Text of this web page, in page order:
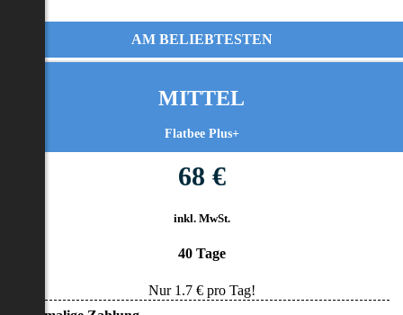
AM BELIEBTESTEN
MITTEL
Flatbee Plus+
68 €
inkl. MwSt.
40 Tage
Nur 1.7€ pro Tag!